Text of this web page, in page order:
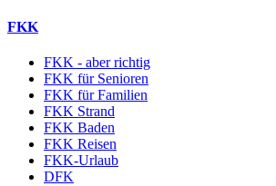
FKK
FKK - aber richtig
FKK für Senioren
FKK für Familien
FKK Strand
FKK Baden
FKK Reisen
FKK-Urlaub
DFK